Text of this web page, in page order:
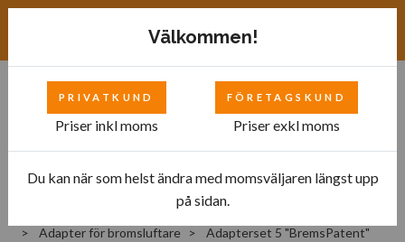
Utrustning för garage och bensinstationer
Adapter för bromsluftare
Adapterset 5 "BremsPatent"
Välkommen!
PRIVATKUND
Priser inkl moms
FÖRETAGSKUND
Priser exkl moms
Du kan när som helst ändra med momsväljaren längst upp
på sidan.